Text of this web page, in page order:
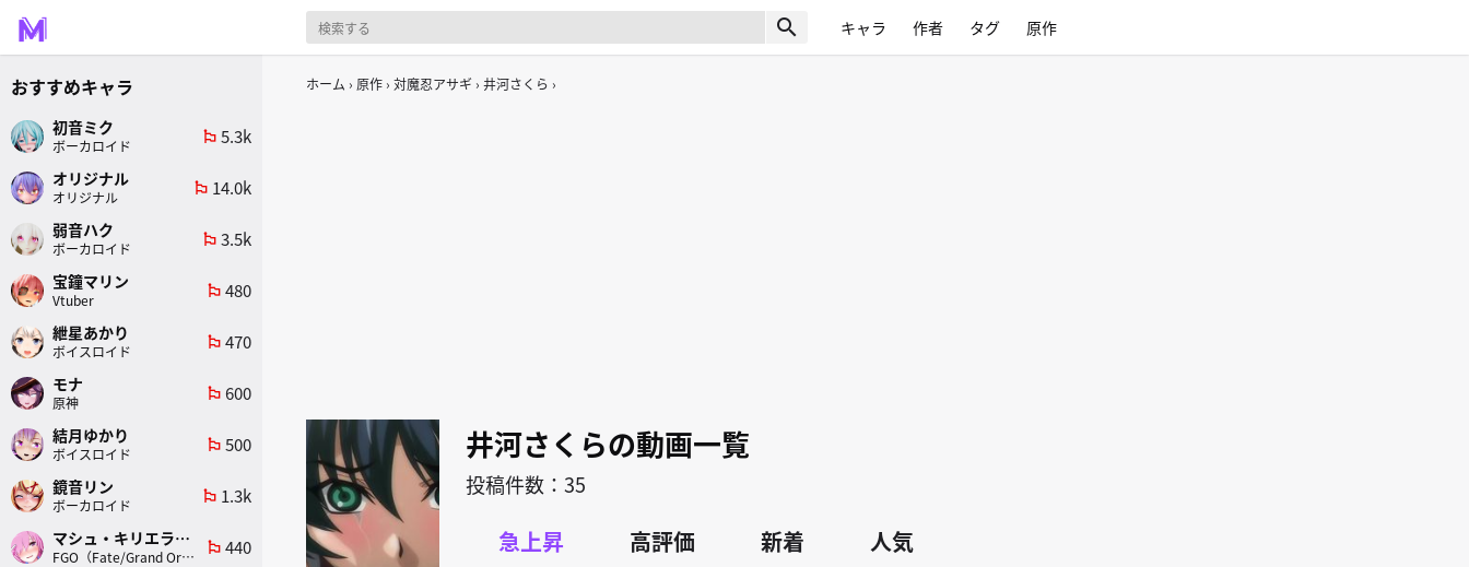
search キャラ 作者 タグ 原作
ホーム 原作 対魔忍アサギ 井河さくら
井河さくらの動画一覧
投稿件数：35
急上昇 高評価 新着 人気
おすすめキャラ
初音ミク
ボーカロイド
emoji_flags 5.3k
オリジナル
オリジナル
emoji_flags 14.0k
弱音ハク
ボーカロイド
emoji_flags 3.5k
宝鐘マリン
Vtuber
emoji_flags 480
紲星あかり
ボイスロイド
emoji_flags 470
モナ
原神
emoji_flags 600
結月ゆかり
ボイスロイド
emoji_flags 500
鏡音リン
ボーカロイド
emoji_flags 1.3k
マシュ・キリエライト
FGO（Fate/Grand Order）
emoji_flags 440